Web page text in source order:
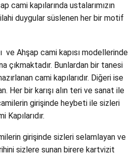
cami kapılarında ustalarımızın
duygular süslenen her bir motif
ve Ahşap cami kapısı modellerinde
çıkmaktadır. Bunlardan bir tanesi
cami kapılarıdır. Diğeri ise
Her bir karışı alın teri ve sanat ile
girişinde heybeti ile sizleri
Kapılarıdır.
girişinde sizleri selamlayan ve
sizlere sunan birere kartvizit